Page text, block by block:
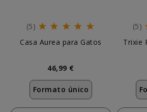
(5)
Casa Aurea para Gatos
46,99 €
Formato único
(5)
Trixie